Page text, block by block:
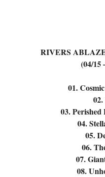
RIVERS
(04/15
01.
03.
04.
05.
06.
07.
08.